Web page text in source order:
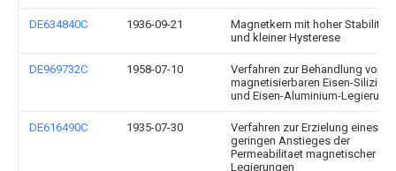
DE634840C 1936-09-21
Magnetkern mit hoher Stabilitaet
und kleiner Hysterese
DE969732C 1958-07-10
Verfahren zur Behandlung von
magnetisierbaren Eisen-Silizium-
und Eisen-Aluminium-
DE616490C 1935-07-30
Verfahren zur Erzielung eines
geringen Anstieges der
Permeabilitaet magnetischer
Legierungen